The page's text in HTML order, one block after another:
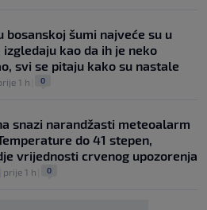
bosanskoj šumi najveće su u
izgledaju kao da ih je neko
svi se pitaju kako su nastale
1 h 0
snazi narandžasti meteoalarm
do 41 stepen,
vrijednosti crvenog upozorenja
prije 1 h 0